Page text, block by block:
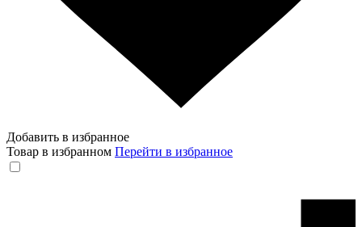
Добавить в избранное
Товар в избранном Перейти в избранное